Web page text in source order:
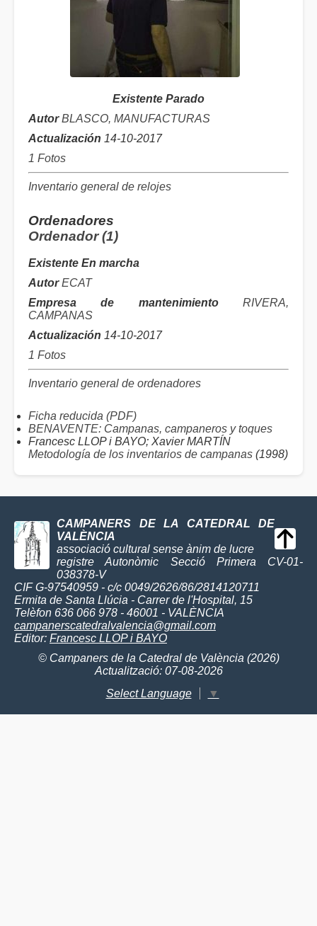
Existente Parado
Autor BLASCO, MANUFACTURAS
Actualización 14-10-2017
1 Fotos
Inventario general de relojes
Ordenadores
Ordenador (1)
Existente En marcha
Autor ECAT
Empresa de mantenimiento
RIVERA,
CAMPANAS
Actualización 14-10-2017
1 Fotos
Inventario general de ordenadores
Ficha reducida (PDF)
BENAVENTE: Campanas, campaneros y toques
Francesc LLOP i BAYO; Xavier MARTÍN
Metodología de los inventarios de campanas (1998)
CAMPANERS DE LA CATEDRAL DE
VALÈNCIA
associació cultural sense ànim de lucre
registre Autonòmic Secció Primera CV-01-
038378-V
CIF G-97540959 - c/c 0049/2626/86/2814120711
Ermita de Santa Llúcia - Carrer de l'Hospital, 15
Telèfon 636 066 978 - 46001 - VALÈNCIA
campanerscatedralvalencia@gmail.com
Editor: Francesc LLOP i BAYO
© Campaners de la Catedral de València (2026)
Actualització: 07-08-2026
Select Language
▼